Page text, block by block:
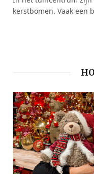
kerstbomen. Vaak een